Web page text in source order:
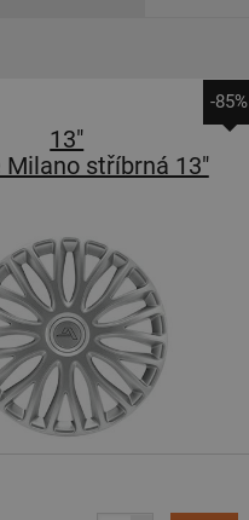
-85%
13"
Milano stříbrná 13"